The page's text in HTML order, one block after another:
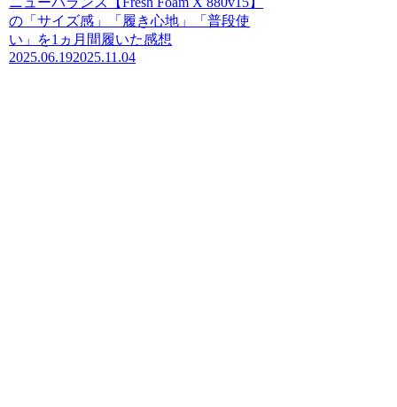
の「サイズ感」「履き心地」「普段使
い」を1ヵ月間履いた感想
2025.06.192025.11.04